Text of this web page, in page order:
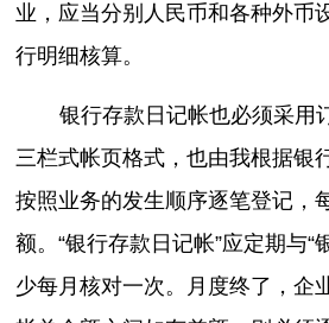
业，应当分别人民币和各种外币
行明细核算。
银行存款日记帐也必须采用
三栏式帐页格式，也由我根据银
按照业务的发生顺序逐笔登记，
额。“银行存款日记帐”应定期与“
少每月核对一次。月度终了，企